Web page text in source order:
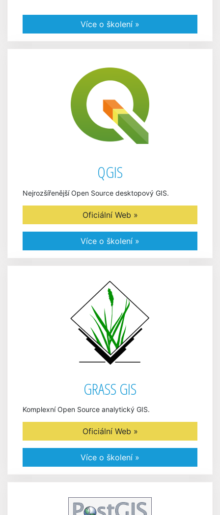
Více o školení »
QGIS
Nejrozšířenější Open Source desktopový GIS.
Oficiální Web »
Více o školení »
GRASS GIS
Komplexní Open Source analytický GIS.
Oficiální Web »
Více o školení »